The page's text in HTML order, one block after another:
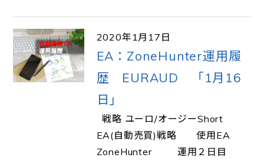
2020年1月17日
EA：ZoneHunter運用履
歴 EURAUD 「1月16
日」
戦略 ユーロ/オージーShort
EA(自動売買)戦略 使用EA
ZoneHunter 運用２日目